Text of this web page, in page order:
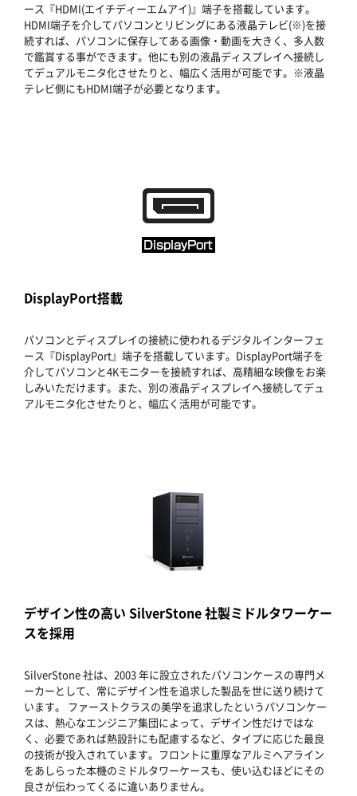
ース『HDMI(エイチディーエムアイ)』端子を搭載しています。
HDMI端子を介してパソコンとリビングにある液晶テレビ(※)を接
続すれば、パソコンに保存してある画像・動画を大きく、多人数
で鑑賞する事ができます。他にも別の液晶ディスプレイへ接続し
てデュアルモニタ化させたりと、幅広く活用が可能です。※液晶
テレビ側にもHDMI端子が必要となります。
DisplayPort搭載
パソコンとディスプレイの接続に使われるデジタルインターフェ
ース『DisplayPort』端子を搭載しています。DisplayPort端子を
介してパソコンと4Kモニターを接続すれば、高精細な映像をお楽
しみいただけます。また、別の液晶ディスプレイへ接続してデュ
アルモニタ化させたりと、幅広く活用が可能です。
デザイン性の高い SilverStone 社製ミドルタワーケー
スを採用
SilverStone 社は、2003 年に設立されたパソコンケースの専門メ
ーカーとして、常にデザイン性を追求した製品を世に送り続けて
います。 ファーストクラスの美学を追求したというパソコンケー
スは、熱心なエンジニア集団によって、デザイン性だけではな
く、必要であれば熱設計にも配慮するなど、タイプに応じた最良
の技術が投入されています。フロントに重厚なアルミヘアライン
をあしらった本機のミドルタワーケースも、使い込むほどにその
良さが伝わってくるに違いありません。